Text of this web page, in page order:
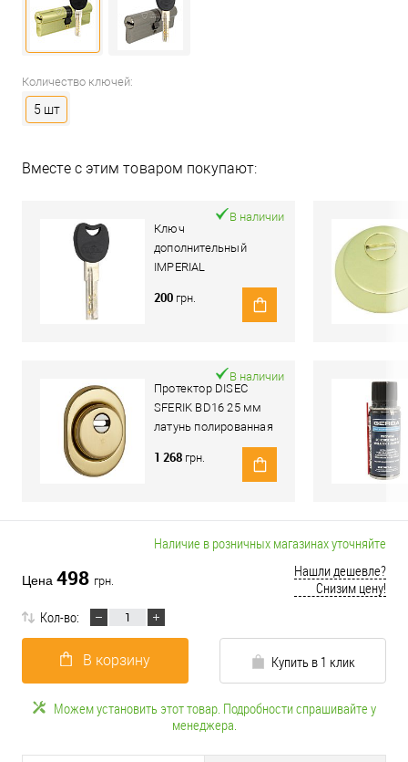
Количество ключей:
5 шт
Вместе с этим товаром покупают:
Ключ
дополнительный
IMPERIAL
В наличии
200 грн.
Протектор DISEC
SFERIK BD16 25 мм
латунь полированная
В наличии
1 268 грн.
Наличие в розничных магазинах уточняйте
Цена 498 грн.
Нашли дешевле?
Снизим цену!
Кол-во:
В корзину Купить в 1 клик
Можем установить этот товар. Подробности спрашивайте у
менеджера.